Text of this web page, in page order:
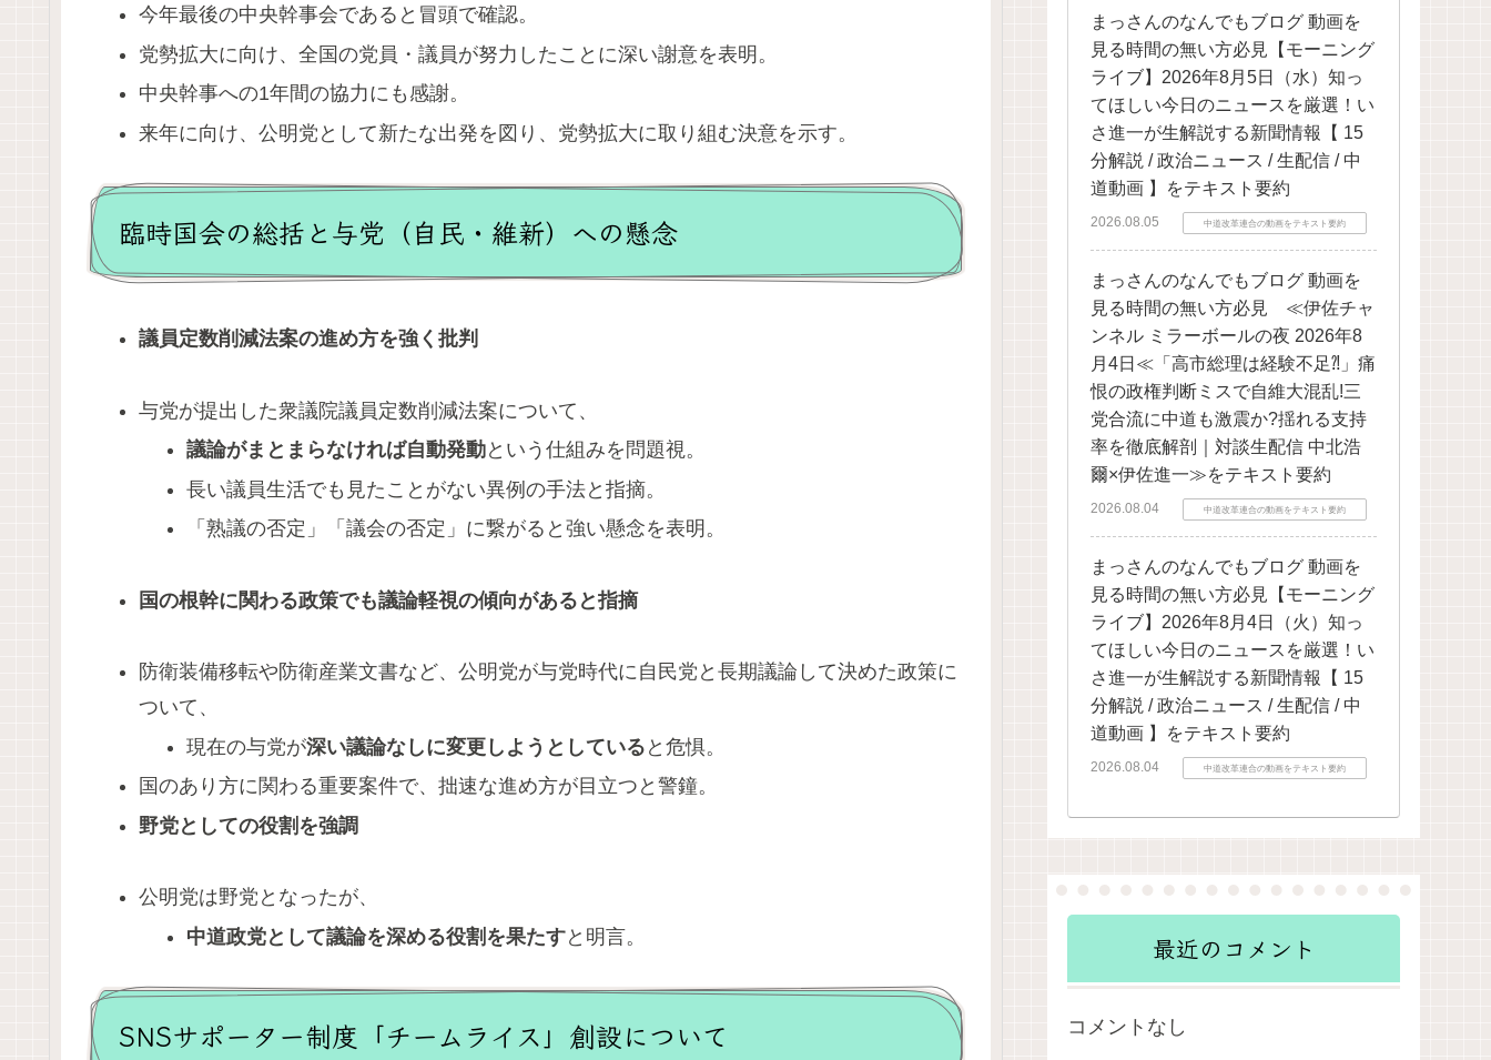
今年最後の中央幹事会であると冒頭で確認。
党勢拡大に向け、全国の党員・議員が努力したことに深い謝意を表明。
中央幹事への1年間の協力にも感謝。
来年に向け、公明党として新たな出発を図り、党勢拡大に取り組む決意を示す。
臨時国会の総括と与党（自民・維新）への懸念
議員定数削減法案の進め方を強く批判
与党が提出した衆議院議員定数削減法案について、
議論がまとまらなければ自動発動という仕組みを問題視。
長い議員生活でも見たことがない異例の手法と指摘。
「熟議の否定」「議会の否定」に繋がると強い懸念を表明。
国の根幹に関わる政策でも議論軽視の傾向があると指摘
防衛装備移転や防衛産業文書など、公明党が与党時代に自民党と長期議論して決めた政策に
ついて、
現在の与党が深い議論なしに変更しようとしている と危惧。
国のあり方に関わる重要案件で、拙速な進め方が目立つと警鐘。
野党としての役割を強調
公明党は野党となったが、
中道政党として議論を深める役割を果たすと明言。
SNSサポーター制度「チームライス」創設について
まっさんのなんでもブログ 動画を
見る時間の無い方必見【モーニング
ライブ】2026年8月5日（水）知っ
てほしい今日のニュースを厳選！い
さ進一が生解説する新聞情報【 15
分解説 / 政治ニュース / 生配信 / 中
道動画 】をテキスト要約
2026.08.05 中道改革連合の動画をテキスト要約
まっさんのなんでもブログ 動画を
見る時間の無い方必見 ≪伊佐チャ
ンネル ミラーボールの夜 2026年8
月4日≪「高市総理は経験不足⁈」痛
恨の政権判断ミスで自維大混乱!三
党合流に中道も激震か?揺れる支持
率を徹底解剖｜対談生配信 中北浩
爾×伊佐進一≫をテキスト要約
2026.08.04 中道改革連合の動画をテキスト要約
まっさんのなんでもブログ 動画を
見る時間の無い方必見【モーニング
ライブ】2026年8月4日（火）知っ
てほしい今日のニュースを厳選！い
さ進一が生解説する新聞情報【 15
分解説 / 政治ニュース / 生配信 / 中
道動画 】をテキスト要約
2026.08.04 中道改革連合の動画をテキスト要約
最近のコメント
コメントなし